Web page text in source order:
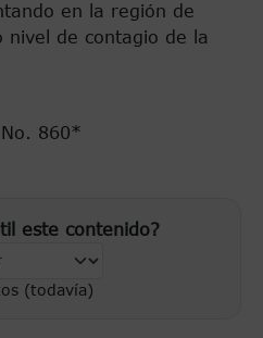
en la región de
nivel de contagio de la
860*
este contenido?
(todavía)